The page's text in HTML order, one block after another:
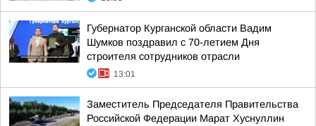
Губернатор Курганской области Вадим
Шумков поздравил с 70-летием Дня
строителя сотрудников отрасли
13:01
Заместитель Председателя Правительства
Российской Федерации Марат Хуснуллин